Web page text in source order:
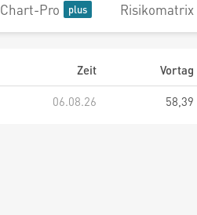
Chart-Pro Risikomatrix
Zeit Vortag
06.08.26 58,39